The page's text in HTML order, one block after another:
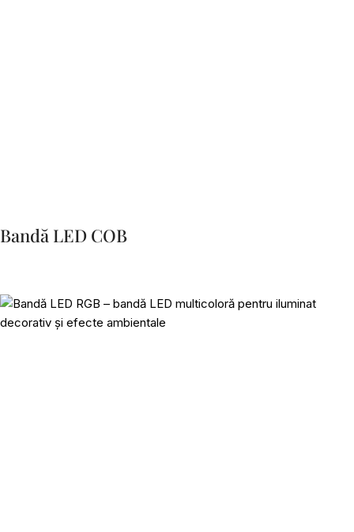
Bandă LED COB